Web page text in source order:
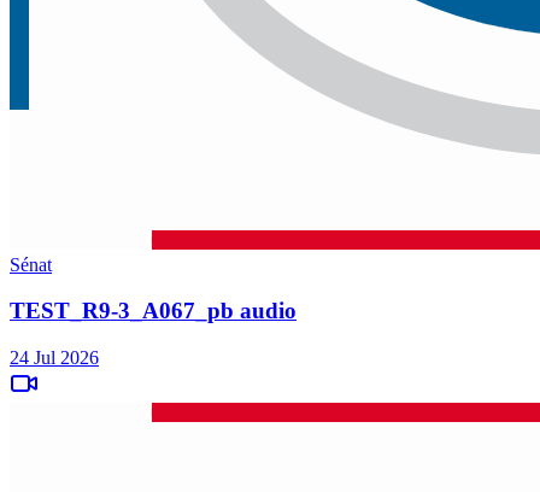
Sénat
TEST_R9-3_A067_pb audio
24 Jul 2026